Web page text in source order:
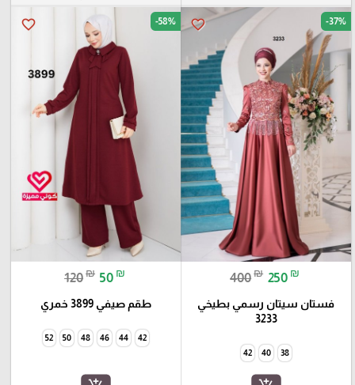
favorite_border -37%
400₪ 250 ₪
فستان سيتان رسمي بطيخي
3233
38
40
42
favorite_border -58%
120₪ 50 ₪
طقم صيفي 3899 خمري
42
44
46
48
50
52